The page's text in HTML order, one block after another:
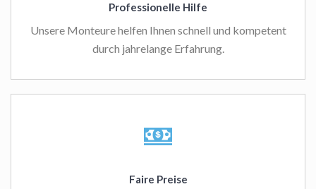
Professionelle Hilfe
Unsere Monteure helfen Ihnen schnell und kompetent
durch jahrelange Erfahrung.
Faire Preise